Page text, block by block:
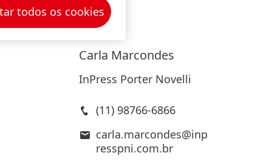
Carla Marcondes
InPress Porter Novelli
(11) 98766-6866
carla.marcondes@inp
resspni.com.br
todos os cookies